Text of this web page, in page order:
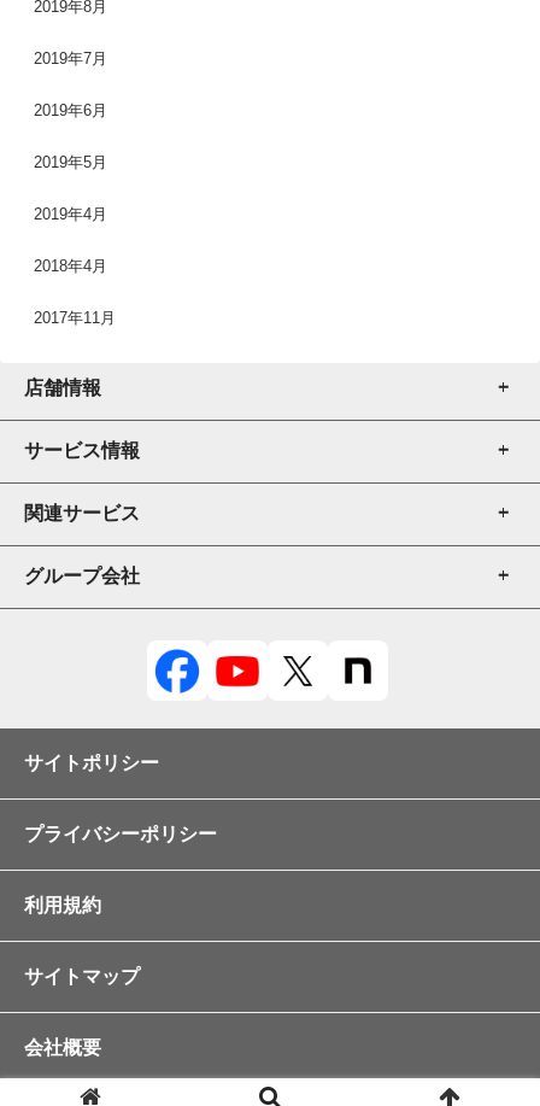
2019年8月
2019年7月
2019年6月
2019年5月
2019年4月
2018年4月
2017年11月
店舗情報
店舗一覧
店舗検索
サービス情報
厨房機器販売
厨房機器売買
修理・メンテナンス
店舗売却
補助金申請支援
関連サービス
厨房機器販売
店舗デザイン
グループ会社
テンポスドットコム
テンポスフードプレイス
スタジオテンポス
ディーズパーク
あさくま
ヤマトサカナ
サイトポリシー
プライバシーポリシー
利用規約
サイトマップ
会社概要